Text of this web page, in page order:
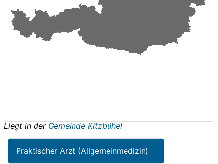
Liegt in der Gemeinde Kitzbühel
Praktischer Arzt (Allgemeinmedizin)